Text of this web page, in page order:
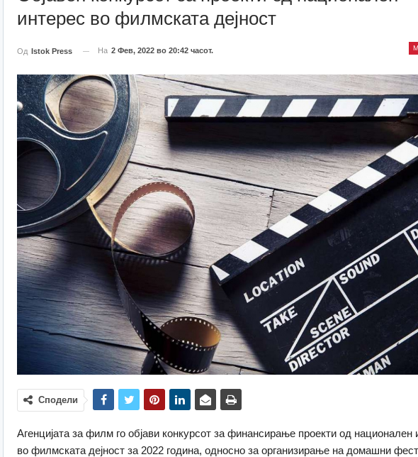
интерес во филмската дејност
Од Istok Press На 2 Фев, 2022 во 20:42 часот.
Сподели
Агенцијата за филм го објави конкурсот за финансирање проекти од национален
во филмската дејност за 2022 година, односно за организирање на домашни